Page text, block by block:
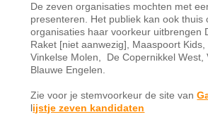
De zeven organisaties mochten met
presenteren. Het publiek kan ook thuis
organisaties haar voorkeur uitbrengen
Raket [niet aanwezig], Maaspoort
Vinkelse Molen, De Copernikkel
Blauwe Engelen.
Zie voor je stemvoorkeur de site van
lijstje zeven kandidaten